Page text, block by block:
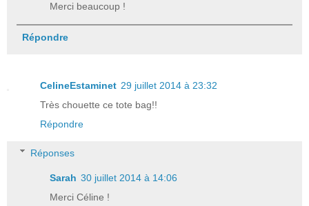
Merci beaucoup !
Répondre
CelineEstaminet 29 juillet 2014 à 23:32
Très chouette ce tote bag!!
Répondre
Réponses
Sarah 30 juillet 2014 à 14:06
Merci Céline !